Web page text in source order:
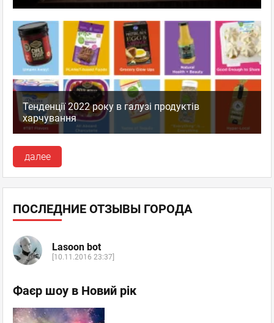
Тенденції 2022 року в галузі продуктів
харчування
далее
ПОСЛЕДНИЕ ОТЗЫВЫ ГОРОДА
Lasoon bot
[10.11.2016 23:37]
Фаєр шоу в Новий рік